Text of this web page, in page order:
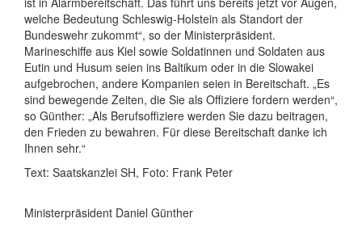
welche Bedeutung Schleswig-Holstein als Standort der
Bundeswehr zukommt“, so der Ministerpräsident.
Marineschiffe aus Kiel sowie Soldatinnen und Soldaten aus
Eutin und Husum seien ins Baltikum oder in die Slowakei
aufgebrochen, andere Kompanien seien in Bereitschaft. „Es
sind bewegende Zeiten, die Sie als Offiziere fordern werden“,
so Günther: „Als Berufsoffiziere werden Sie dazu beitragen,
den Frieden zu bewahren. Für diese Bereitschaft danke ich
Ihnen sehr.“
Text: Saatskanzlei SH, Foto: Frank Peter
Ministerpräsident Daniel Günther